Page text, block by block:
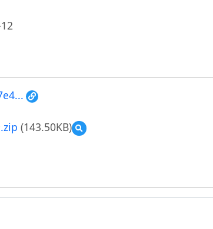
(143.50KB)
預
覽
中